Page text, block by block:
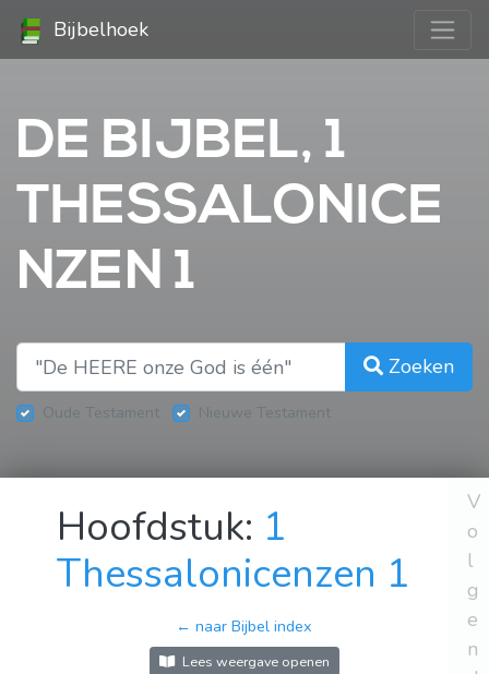
Bijbelhoek
DE BIJBEL, 1
THESSALONICE
NZEN 1
Zoeken
Oude Testament Nieuwe Testament
Hoofdstuk: 1
Thessalonicenzen 1
← naar Bijbel index
Lees weergave openen
V
o
l
g
e
n